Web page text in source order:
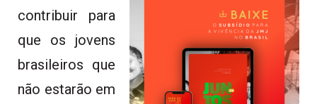
contribuir para
que os jovens
brasileiros que
não estarão em